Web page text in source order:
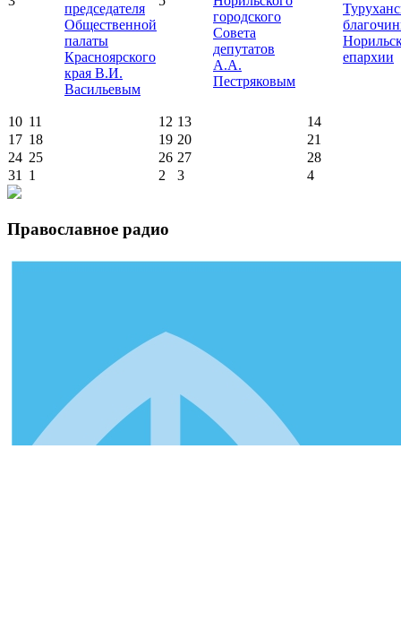
председателя
Общественной
палаты
Красноярского
края В.И.
Васильевым
городского
Совета
депутатов
А.А.
Пестряковым
епархии
10 11 12 13
14
17 18 19 20
21
24 25 26 27
28
31 1 2 3 4
Православное радио